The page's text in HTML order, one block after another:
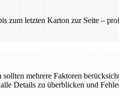
zum letzten Karton zur Seite –
mehrere Faktoren
Details zu überblicken und